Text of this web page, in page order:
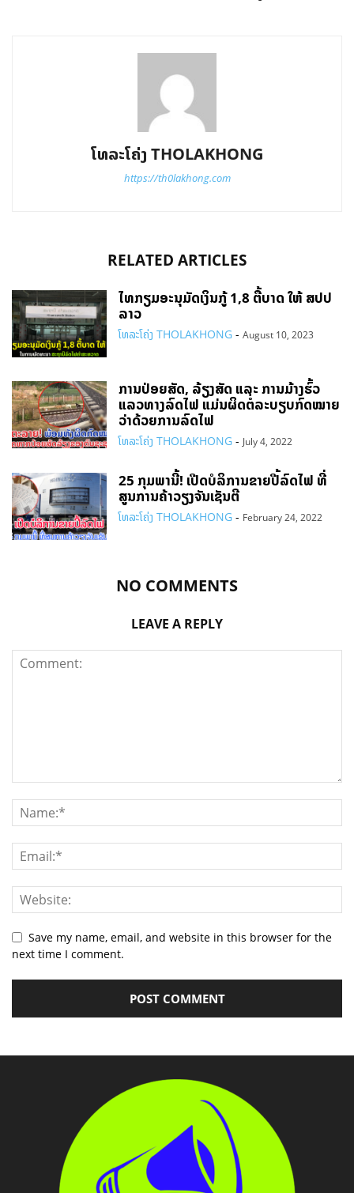
ໂທລະໂຄ່ງ THOLAKHONG
https://th0lakhong.com
RELATED ARTICLES
ໄທກຽມອະນຸມັດເງິນກູ້ 1,8 ຕື້ບາດ ໃຫ້ ສປປ
ລາວ
ໂທລະໂຄ່ງ THOLAKHONG - August 10, 2023
ການປ່ອຍສັດ, ລ້ຽງສັດ ແລະ ການມ້າງຮົ້ວ
ແລວທາງລົດໄຟ ແມ່ນຜິດຕໍ່ລະບຽບກົດໝາຍ
ວ່າດ້ວຍການລົດໄຟ
ໂທລະໂຄ່ງ THOLAKHONG - July 4, 2022
25 ກຸມພານີ້! ເປີດບໍລິການຂາຍປີ້ລົດໄຟ ທີ່
ສູນການຄ້າວຽງຈັນເຊັນຕີ
ໂທລະໂຄ່ງ THOLAKHONG - February 24, 2022
NO COMMENTS
LEAVE A REPLY
Save my name, email, and website in this browser for the
next time I comment.